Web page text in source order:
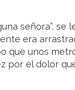
señora”, se
era
que unos
por el dolor